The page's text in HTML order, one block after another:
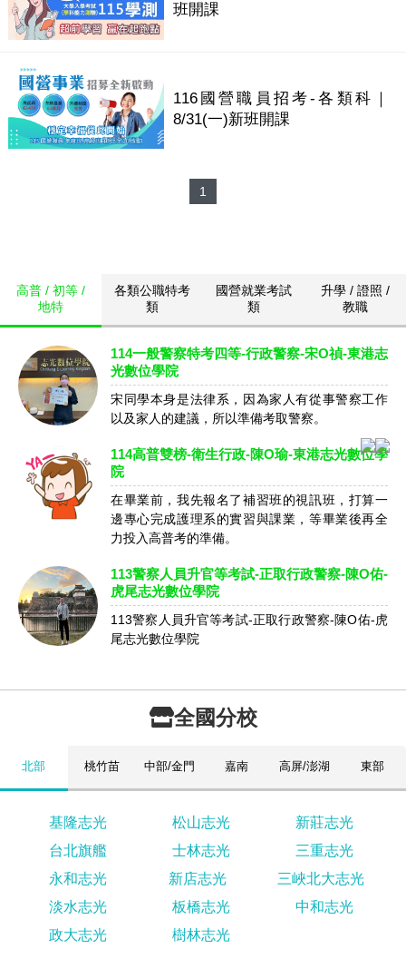
班開課
116國營職員招考-各類科｜
8/31(一)新班開課
1
高普 / 初等 /
地特
各類公職特考
類
國營就業考試
類
升學 / 證照 /
教職
114一般警察特考四等-行政警察-宋O禎-東港志
光數位學院
宋同學本身是法律系，因為家人有從事警察工作
以及家人的建議，所以準備考取警察。
114高普雙榜-衛生行政-陳O瑜-東港志光數位學
院
在畢業前，我先報名了補習班的視訊班，打算一
邊專心完成護理系的實習與課業，等畢業後再全
力投入高普考的準備。
113警察人員升官等考試-正取行政警察-陳O佑-
虎尾志光數位學院
113警察人員升官等考試-正取行政警察-陳O佑-虎
尾志光數位學院
全國分校
北部 桃竹苗 中部/金門 嘉南 高屏/澎湖 東部
基隆志光 松山志光
新莊志光
台北旗艦
士林志光
三重志光
永和志光
新店志光
三峽北大志光
淡水志光
板橋志光
中和志光
政大志光
樹林志光